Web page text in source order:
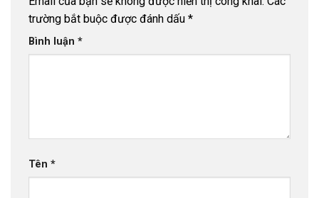
trường bắt buộc được đánh dấu *
Bình luận *
Tên *